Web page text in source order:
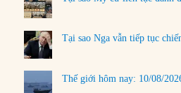
Tại sao Nga vẫn tiếp tục
Thế giới hôm nay: 10/08/